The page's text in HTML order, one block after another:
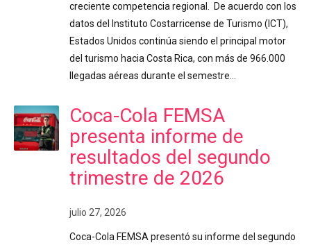
creciente competencia regional. De acuerdo con los
datos del Instituto Costarricense de Turismo (ICT),
Estados Unidos continúa siendo el principal motor
del turismo hacia Costa Rica, con más de 966.000
llegadas aéreas durante el semestre…
Coca-Cola FEMSA
presenta informe de
resultados del segundo
trimestre de 2026
julio 27, 2026
Coca-Cola FEMSA presentó su informe del segundo